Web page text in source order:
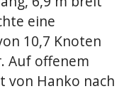
eine
10,7 Knoten
Auf offenem
von Hanko nach